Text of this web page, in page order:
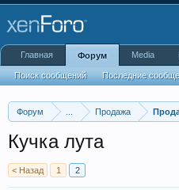
Форум Продажа
Кучка лута
< Назад 1 2
Главная Форум
Поиск сообщений Последние
Media